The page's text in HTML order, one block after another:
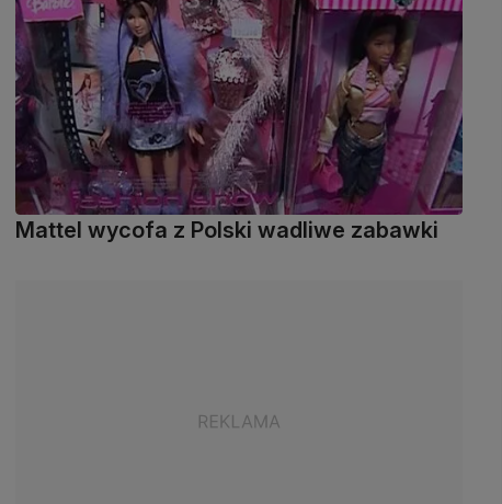
Mattel wycofa z Polski wadliwe zabawki